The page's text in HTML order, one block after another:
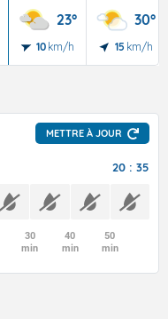
23°
10 km/h
30°
15 km/h
METTRE À JOUR
20 : 35
30
min
40
min
50
min